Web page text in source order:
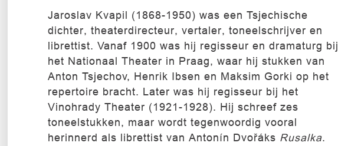
Jaroslav Kvapil (1868-1950) was een Tsjechische
dichter, theaterdirecteur, vertaler, toneelschrijver en
librettist. Vanaf 1900 was hij regisseur en dramaturg bij
het Nationaal Theater in Praag, waar hij stukken van
Anton Tsjechov, Henrik Ibsen en Maksim Gorki op het
repertoire bracht. Later was hij regisseur bij het
Vinohrady Theater (1921-1928). Hij schreef zes
toneelstukken, maar wordt tegenwoordig vooral
herinnerd als librettist van Antonín Dvořáks Rusalka.